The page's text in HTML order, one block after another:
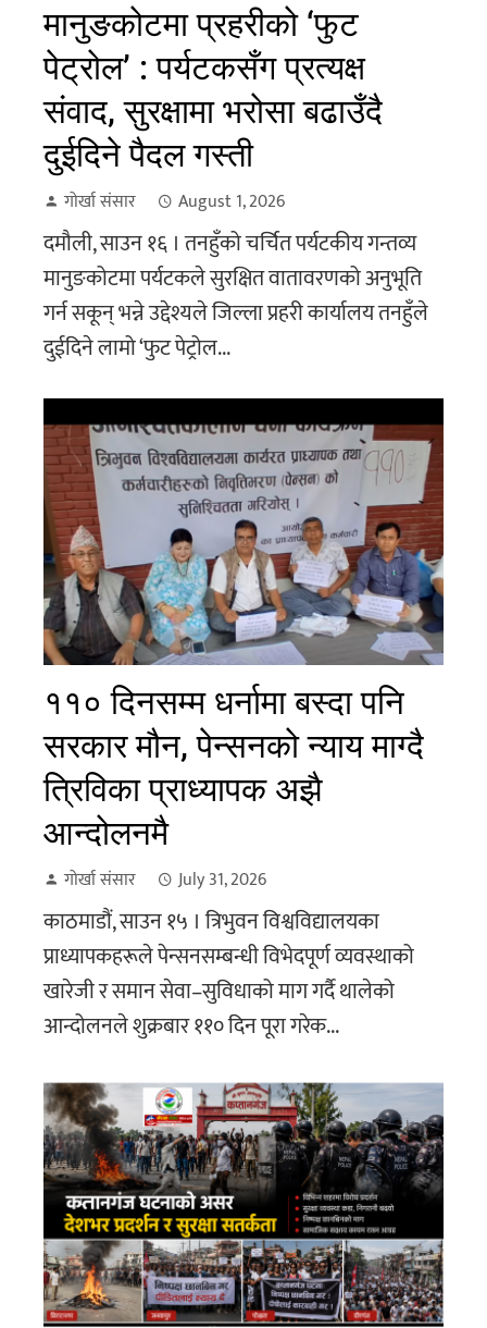
मानुङकोटमा प्रहरीको ‘फुट
पेट्रोल’ : पर्यटकसँग प्रत्यक्ष
संवाद, सुरक्षामा भरोसा बढाउँदै
दुईदिने पैदल गस्ती
गोर्खा संसार August 1, 2026
दमौली, साउन १६ । तनहुँको चर्चित पर्यटकीय गन्तव्य
मानुङकोटमा पर्यटकले सुरक्षित वातावरणको अनुभूति
गर्न सकून् भन्ने उद्देश्यले जिल्ला प्रहरी कार्यालय तनहुँले
दुईदिने लामो ‘फुट पेट्रोल...
११० दिनसम्म धर्नामा बस्दा पनि
सरकार मौन, पेन्सनको न्याय माग्दै
त्रिविका प्राध्यापक अझै
आन्दोलनमै
गोर्खा संसार July 31, 2026
काठमाडौं, साउन १५ । त्रिभुवन विश्वविद्यालयका
प्राध्यापकहरूले पेन्सनसम्बन्धी विभेदपूर्ण व्यवस्थाको
खारेजी र समान सेवा–सुविधाको माग गर्दै थालेको
आन्दोलनले शुक्रबार ११० दिन पूरा गरेक...